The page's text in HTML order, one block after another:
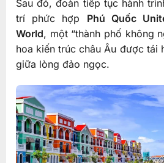
Sau đó, đoàn tiếp tục hành
trí phức hợp Phú Quốc
World, một “thành phố không
hoa kiến trúc châu Âu được tái
giữa lòng đảo ngọc.